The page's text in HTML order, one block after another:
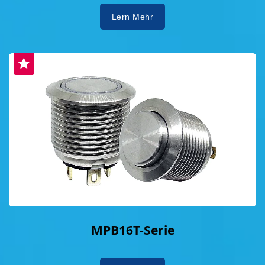
erklärte General Manager Yung Yung-Shan:
"Dies ist nur ein Meilenstein auf unserer
DAILYWELL weiterhin den Fortschritt durch
Innovation vorantreiben, auf Herausforderungen
reagieren und Wert mit Professionalität schaffen,
mit globalen Kunden eine bessere grüne Zukunft
aufbauen." Für weitere Details können Sie den
Originalartikel hier besuchen:
https://readfi.news/29980/
Lern Mehr
MPB16T-Serie